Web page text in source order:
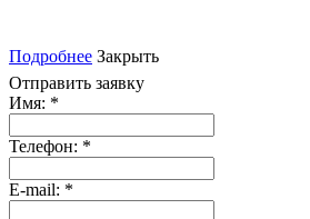
Подробнее Закрыть
Отправить заявку
Имя: *
Телефон: *
E-mail: *